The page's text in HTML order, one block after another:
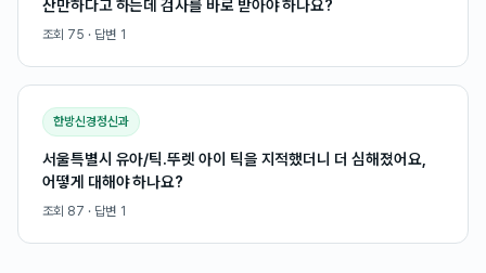
산만하다고 하는데 검사를 바로 받아야 하나요?
조회 75 · 답변 1
한방신경정신과
서울특별시 유아/틱.뚜렛 아이 틱을 지적했더니 더 심해졌어요,
어떻게 대해야 하나요?
조회 87 · 답변 1